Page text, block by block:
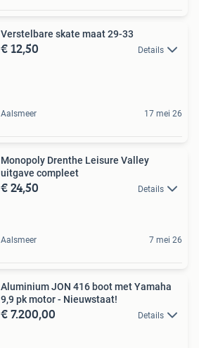
Verstelbare skate maat 29-33
€ 12,50 Details
Aalsmeer 17 mei 26
Monopoly Drenthe Leisure Valley
uitgave compleet
€ 24,50 Details
Aalsmeer 7 mei 26
Aluminium JON 416 boot met Yamaha
9,9 pk motor - Nieuwstaat!
€ 7.200,00 Details